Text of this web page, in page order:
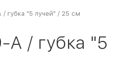
губка "5 лучей" / 25 см
/ губка "5